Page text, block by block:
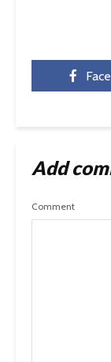
Add
Comment